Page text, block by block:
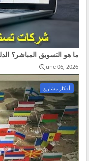
ما هو التسويق المباشر؟
June 06, 2026
أفكار مشاريع